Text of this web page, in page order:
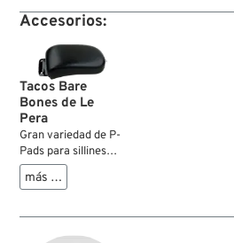
goma / acero; peso
bruto: 43 g
Accesorios:
Tacos Bare
Bones de Le
Pera
Gran variedad de P-
Pads para sillines
solo Softail Bare
Bones. Contiene las
Pleated y Deluxe (=
más …